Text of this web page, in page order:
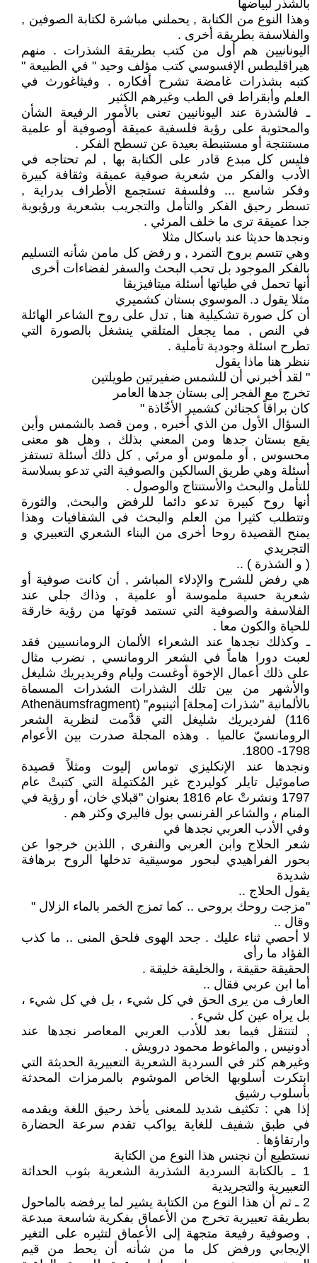
بالشذر لبياضها
وهذا النوع من الكتابة , يحملني مباشرة لكتابة الصوفين ,
والفلاسفة بطريقة أخرى .
اليونانيين هم أول من كتب بطريقة الشذرات . منهم
هيراقليطس الإفسوسي كتب مؤلف وحيد " في الطبيعة "
كتبه بشذرات غامضة تشرح أفكاره . وفيثاغورث في
العلم وأبقراط في الطب وغيرهم الكثير
ـ فالشذرة عند اليونانيين تعنى بالأمور الرفيعة الشأن
والمحتوية على رؤية فلسفية عميقة أوصوفية أو علمية
مستنتجة أو مستنبطة بعيدة عن تسطح الفكر .
فليس كل مبدع قادر على الكتابة بها , لم تحتاجه في
الأدب والفكر من شعرية صوفية عميقة وثقافة كبيرة
وفكر شاسع ... وفلسفة تستجمع الأطراف بدراية ,
تسطر رحيق الفكر والتأمل والتجريب بشعرية ورؤيوية
جدا عميقة ترى ما خلف المرئي .
ونجدها حديثا عند باسكال مثلا
وهي تتسم بروح التمرد , و رفض كل مامن شأنه التسليم
بالفكر الموجود بل تحب البحث والسفر لفضاءات أخرى
أنها تحمل في طياتها أسئلة ميتافيزيقا
مثلا يقول د. الموسوي بستان كشميري
أن كل صورة تشكيلية هنا , تدل على روح الشاعر الهائلة
في النص , مما يجعل المتلقي ينشغل بالصورة التي
تطرح اسئلة وجودية تأملية .
ننظر هنا ماذا يقول
" لقد أخبرني أن للشمس ضفيرتين طويلتين
تخرج مع الفجر إلى بستان جدها العامر
كان براقاً كجنائن كشمير الأخّاذة "
السؤال الأول من الذي أخبره , ومن قصد بالشمس وأين
يقع بستان جدها ومن المعني بذلك , وهل هو معنى
محسوس , أو ملموس أو مرئي , كل ذلك أسئلة تستفز
أسئلة وهي طريق السالكين والصوفية التي تدعو بسلاسة
للتأمل والبحث والأستنتاج والوصول .
أنها روح كبيرة تدعو دائما للرفض والبحث, والثورة
وتتطلب كثيرا من العلم والبحث في الشفافيات وهذا
يمنح القصيدة روحا أخرى من البناء الشعري التعبيري و
التجريدي
( و الشذرة ) ..
هي رفض للشرح والإدلاء المباشر , أن كانت صوفية أو
شعرية حسية ملموسة أو علمية , وذاك جلي عند
الفلاسفة والصوفية التي تستمد قوتها من رؤية خارقة
للحياة والكون معا .
ـ وكذلك نجدها عند الشعراء الألمان الرومانسيين فقد
لعبت دورا هاماً في الشعر الرومانسي , نضرب مثال
على ذلك أعمال الإخوة أوغست وليام وفريديريك شليغل
والأشهر من بين تلك الشذرات الشذرات المسماة
بالألمانية "شذرات [مجلة] أثينيوم" (Athenäumsfragment
116) لفرديريك شليغل التي قدَّمت لنظرية الشعر
الرومانسيّ عالميا . وهذه المجلة صدرت بين الأعوام
1798- 1800.
ونجدها عند الإنكليزي توماس إليوت ومثلاً قصيدة
صاموئيل تايلر كوليردج غير المُكتمِلة التي كتبتْ عام
1797 ونشرتْ عام 1816 بعنوان "قبلاي خان، أو رؤية في
المنام ، والشاعر الفرنسي بول فاليري وكثر هم .
وفي الأدب العربي نجدها في
شعر الحلاج وابن العربي والنفري , اللذين خرجوا عن
بحور الفراهيدي لبحور موسيقية تدخلها الروح برهافة
شديدة
يقول الحلاج ..
"مزجت روحك بروحى .. كما تمزج الخمر بالماء الزلال "
وقال ..
لا أحصي ثناء عليك . جحد الهوى فلحق المنى .. ما كذب
الفؤاد ما رأى
الحقيقة حقيقة ، والخليقة خليقة .
أما ابن عربي فقال ..
العارف من يرى الحق في كل شيء ، بل في كل شيء ،
بل يراه عين كل شيء .
, لتنتقل فيما بعد للأدب العربي المعاصر نجدها عند
أدونيس , والماغوط محمود درويش .
وغيرهم كثر في السردية الشعرية التعبيرية الحديثة التي
ابتكرت أسلوبها الخاص الموشوم بالمرمزات المحدثة
بأسلوب رشيق
إذا هي : تكثيف شديد للمعنى يأخذ رحيق اللغة ويقدمه
في طبق شفيف للغاية يواكب تقدم سرعة الحضارة
وارتقاؤها .
نستطيع أن نجنس هذا النوع من الكتابة
1 ـ بالكتابة السردية الشذرية الشعرية بثوب الحداثة
التعبيرية والتجريدية
2 ـ ثم أن هذا النوع من الكتابة يشير لما يرفضه بالماحول
بطريقة تعبيرية تخرج من الأعماق بفكرية شاسعة مبدعة
, وصوفية رفيعة متجهة إلى الأعماق لتثيره على التغير
الإيجابي ورفض كل ما من شأنه أن يحط من قيم